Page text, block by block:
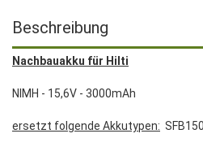
Beschreibung
Nachbauakku für Hilti
NIMH - 15,6V - 3000mAh
ersetzt folgende Akkutypen: